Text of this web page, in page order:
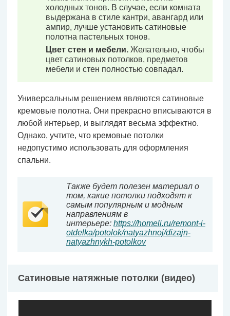
холодных тонов. В случае, если комната
выдержана в стиле кантри, авангард или
ампир, лучше установить сатиновые
полотна пастельных тонов.
Цвет стен и мебели. Желательно, чтобы
цвет сатиновых потолков, предметов
мебели и стен полностью совпадал.
Универсальным решением являются сатиновые
кремовые полотна. Они прекрасно вписываются в
любой интерьер, и выглядят весьма эффектно.
Однако, учтите, что кремовые потолки
недопустимо использовать для оформления
спальни.
Также будет полезен материал о
том, какие потолки подходят к
самым популярным и модным
направлениям в
интерьере: https://homeli.ru/remont-i-
otdelka/potolok/natyazhnoj/dizajn-
natyazhnykh-potolkov
Сатиновые натяжные потолки (видео)